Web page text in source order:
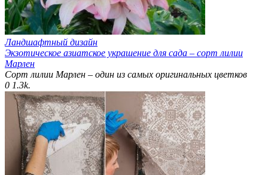
Ландшафтный дизайн
Экзотическое азиатское украшение для сада – сорт лилии
Марлен
Сорт лилии Марлен – один из самых оригинальных цветков
0 1.3k.